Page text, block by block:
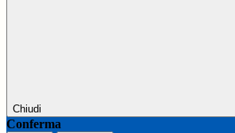
Chiudi
Conferma